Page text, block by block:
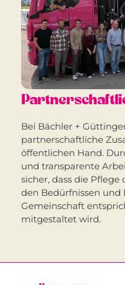
Bei Bächler +
partnerschaftliche
öffentlichen Hand.
und transparente
sicher, dass die
den Bedürfnissen
Gemeinschaft
mitgestaltet wird.